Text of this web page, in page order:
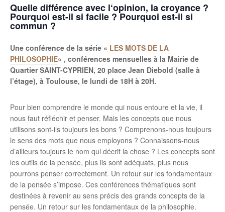
Quelle différence avec l‘opinion, la croyance ?
Pourquoi est-il si facile ? Pourquoi est-il si
commun ?
Une conférence de la série « LES MOTS DE LA
PHILOSOPHIE« , conférences mensuelles à la Mairie de
Quartier SAINT-CYPRIEN, 20 place Jean Diebold (salle à
l’étage), à Toulouse, le lundi de 18H à 20H.
Pour bien comprendre le monde qui nous entoure et la vie, il
nous faut réfléchir et penser. Mais les concepts que nous
utilisons sont-ils toujours les bons ? Comprenons-nous toujours
le sens des mots que nous employons ? Connaissons-nous
d’ailleurs toujours le nom qui décrit la chose ? Les concepts sont
les outils de la pensée, plus ils sont adéquats, plus nous
pourrons penser correctement. Un retour sur les fondamentaux
de la pensée s’impose. Ces conférences thématiques sont
destinées à revenir au sens précis des grands concepts de la
pensée. Un retour sur les fondamentaux de la philosophie.